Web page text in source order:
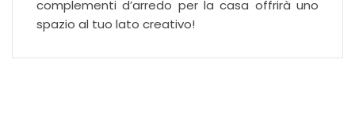
complementi d’arredo per la casa offrirà uno
spazio al tuo lato creativo!